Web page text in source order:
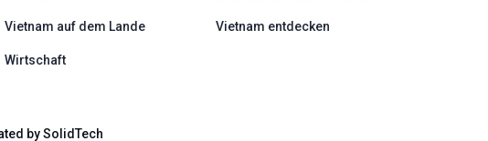
Vietnam auf dem Lande Vietnam entdecken
Wirtschaft
by SolidTech